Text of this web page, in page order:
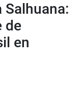
Salhuana:
de
en